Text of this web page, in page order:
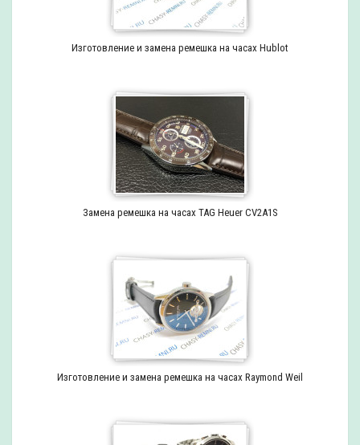
Изготовление и замена ремешка на часах Hublot
Замена ремешка на часах TAG Heuer CV2A1S
Изготовление и замена ремешка на часах Raymond Weil